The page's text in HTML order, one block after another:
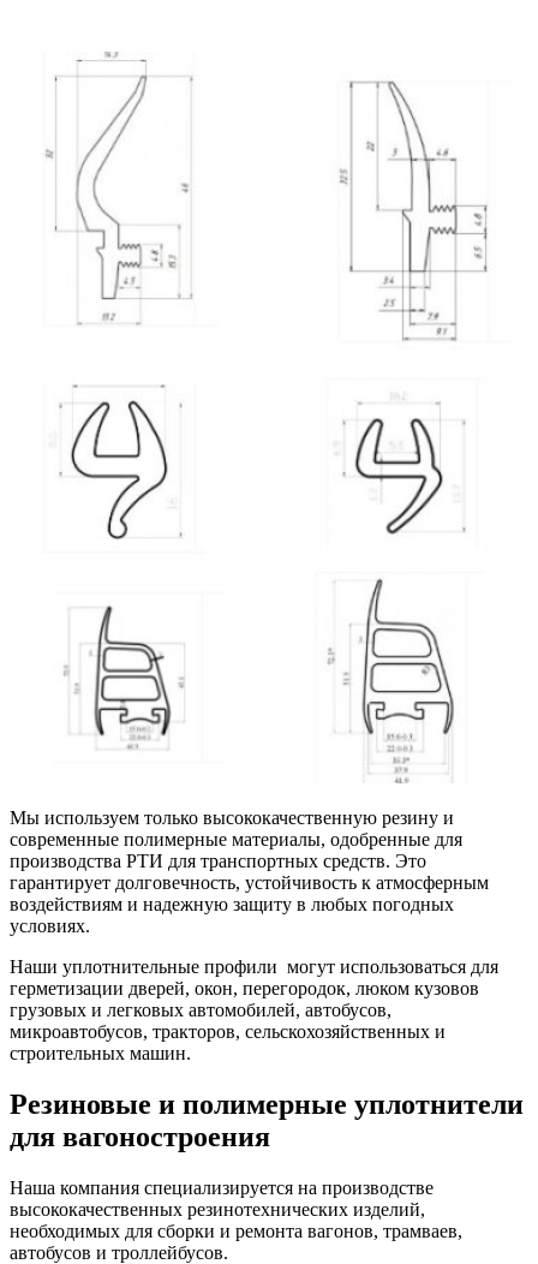
Мы используем только высококачественную резину и
современные полимерные материалы, одобренные для
производства РТИ для транспортных средств. Это
гарантирует долговечность, устойчивость к атмосферным
воздействиям и надежную защиту в любых погодных
условиях.
Наши уплотнительные профили могут использоваться для
герметизации дверей, окон, перегородок, люком кузовов
грузовых и легковых автомобилей, автобусов,
микроавтобусов, тракторов, сельскохозяйственных и
строительных машин.
Резиновые и полимерные уплотнители
для вагоностроения
Наша компания специализируется на производстве
высококачественных резинотехнических изделий,
необходимых для сборки и ремонта вагонов, трамваев,
автобусов и троллейбусов.